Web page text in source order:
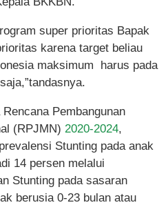
super prioritas Bapak
karena target beliau
maksimum harus pada
Pembangunan
(RPJMN) 2020-2024,
Stunting pada anak
14 persen melalui
Stunting pada sasaran
berusia 0-23 bulan atau